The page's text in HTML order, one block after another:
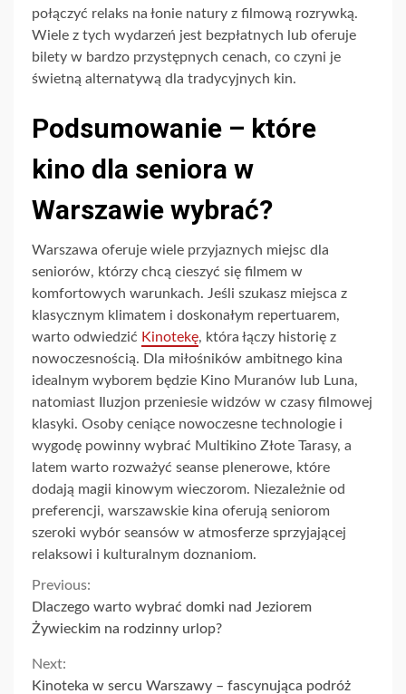
połączyć relaks na łonie natury z filmową rozrywką.
Wiele z tych wydarzeń jest bezpłatnych lub oferuje
bilety w bardzo przystępnych cenach, co czyni je
świetną alternatywą dla tradycyjnych kin.
Podsumowanie – które
kino dla seniora w
Warszawie wybrać?
Warszawa oferuje wiele przyjaznych miejsc dla
seniorów, którzy chcą cieszyć się filmem w
komfortowych warunkach. Jeśli szukasz miejsca z
klasycznym klimatem i doskonałym repertuarem,
warto odwiedzić Kinotekę, która łączy historię z
nowoczesnością. Dla miłośników ambitnego kina
idealnym wyborem będzie Kino Muranów lub Luna,
natomiast Iluzjon przeniesie widzów w czasy filmowej
klasyki. Osoby ceniące nowoczesne technologie i
wygodę powinny wybrać Multikino Złote Tarasy, a
latem warto rozważyć seanse plenerowe, które
dodają magii kinowym wieczorom. Niezależnie od
preferencji, warszawskie kina oferują seniorom
szeroki wybór seansów w atmosferze sprzyjającej
relaksowi i kulturalnym doznaniom.
Continue
Reading
Previous:
Dlaczego warto wybrać domki nad Jeziorem
Żywieckim na rodzinny urlop?
Next:
Kinoteka w sercu Warszawy – fascynująca podróż